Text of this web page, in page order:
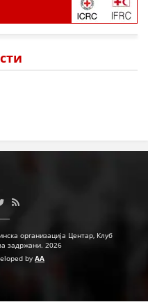
организација Центар, Клуб
задржани. 2026
by AA